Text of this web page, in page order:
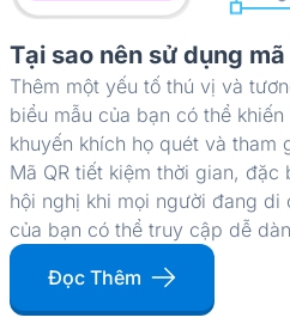
Tại sao nên sử dụng
Thêm một yếu tố thú vị và
biểu mẫu của bạn có thể
khuyến khích họ quét và tham
Mã QR tiết kiệm thời gian,
hội nghị khi mọi người đang di
của bạn có thể truy cập dễ
Đọc Thêm